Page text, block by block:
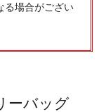
る場合がござい
ーバッグ